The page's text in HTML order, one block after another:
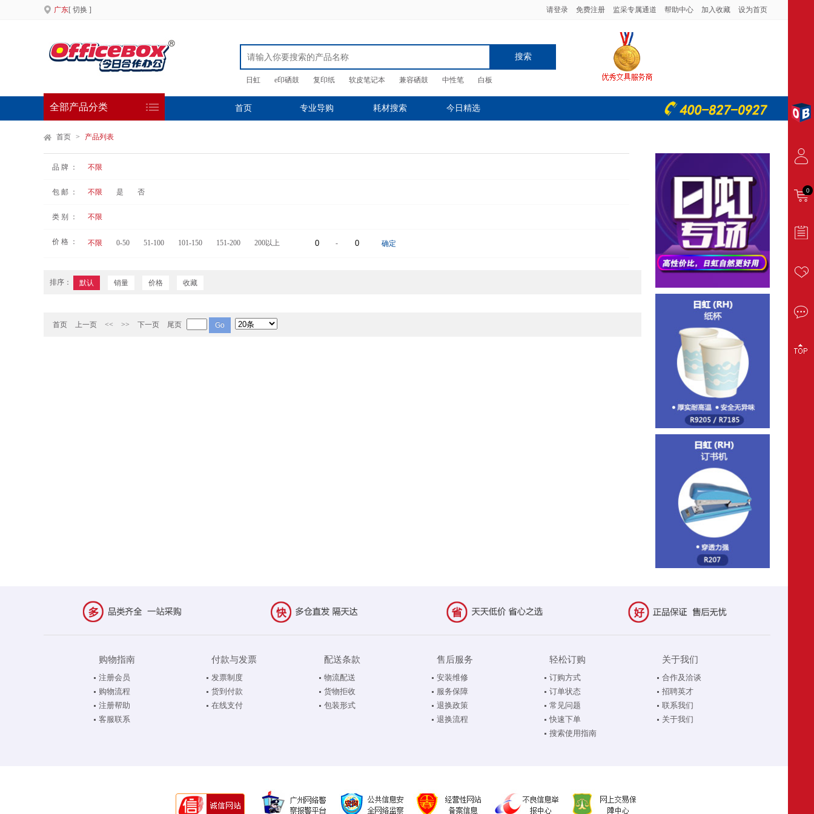
请登录 免费注册 监采专属通道 帮助中心 加入收藏 设为首页
广东[ 切换 ]
搜索
日虹 e印硒鼓 复印纸 软皮笔记本 兼容硒鼓 中性笔 白板
全部产品分类 首页 专业导购 耗材搜索 今日精选
首页 > 产品列表
品 牌 ： 不限
包 邮 ： 不限 是 否
类 别 ： 不限
价 格 ： 不限 0-50 51-100 101-150 151-200 200以上 - 确定
排序： 默认 销量 价格 收藏
首页 上一页 << >> 下一页 尾页
购物指南
注册会员
购物流程
注册帮助
客服联系
付款与发票
发票制度
货到付款
在线支付
配送条款
物流配送
货物拒收
包装形式
售后服务
安装维修
服务保障
退换政策
退换流程
轻松订购
订购方式
订单状态
常见问题
快速下单
搜索使用指南
关于我们
合作及洽谈
招聘英才
联系我们
关于我们
0